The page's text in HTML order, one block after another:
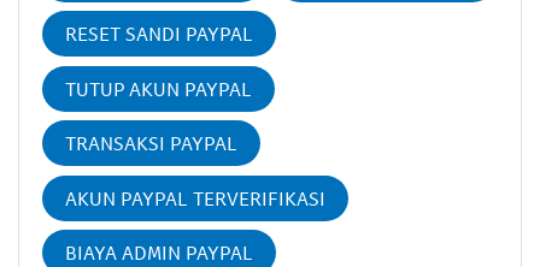
RESET SANDI PAYPAL
TUTUP AKUN PAYPAL
TRANSAKSI PAYPAL
AKUN PAYPAL TERVERIFIKASI
BIAYA ADMIN PAYPAL